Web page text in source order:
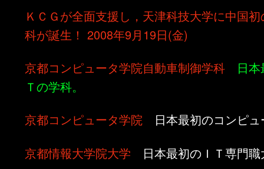
ＫＣＧが全面支援し，天津科技大学に中国
科が誕生！ 2008年9月19日(金)
京都コンピュータ学院自動車制御学科 日本
Ｔの学科。
京都コンピュータ学院 日本最初のコンピ
京都情報大学院大学 日本最初のＩＴ専門職